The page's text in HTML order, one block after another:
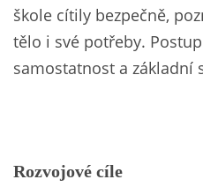
VZDĚLÁVACÍ BLOK BŘEZEN
škole cítily bezpečně,
tělo i své potřeby.
samostatnost a základní
Rozvojové cíle